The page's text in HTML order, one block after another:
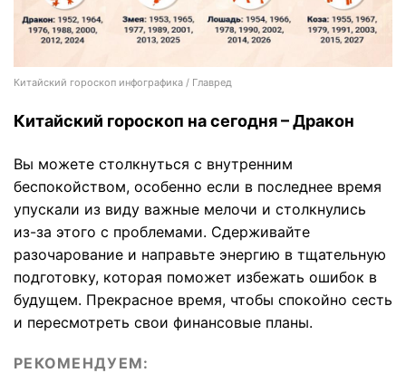
Китайский гороскоп инфографика / Главред
Китайский гороскоп на сегодня – Дракон
Вы можете столкнуться с внутренним
беспокойством, особенно если в последнее время
упускали из виду важные мелочи и столкнулись
из-за этого с проблемами. Сдерживайте
разочарование и направьте энергию в тщательную
подготовку, которая поможет избежать ошибок в
будущем. Прекрасное время, чтобы спокойно сесть
и пересмотреть свои финансовые планы.
РЕКОМЕНДУЕМ: